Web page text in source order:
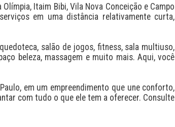
Itaim Bibi, Vila Nova Conceição e Campo
em uma distância relativamente curta,
salão de jogos, fitness, sala multiuso,
beleza, massagem e muito mais. Aqui, você
em um empreendimento que une conforto,
com tudo o que ele tem a oferecer. Consulte